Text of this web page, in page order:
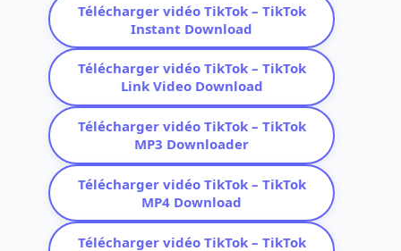
Télécharger vidéo TikTok – TikTok
Instant Download
Télécharger vidéo TikTok – TikTok
Link Video Download
Télécharger vidéo TikTok – TikTok
MP3 Downloader
Télécharger vidéo TikTok – TikTok
MP4 Download
Télécharger vidéo TikTok – TikTok